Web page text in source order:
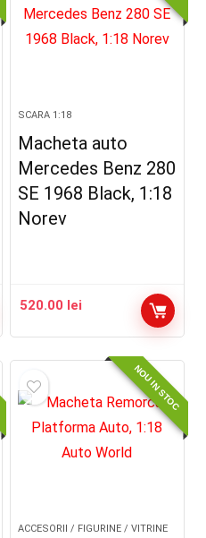
SCARA 1:18
Macheta auto
Mercedes Benz 280
SE 1968 Black, 1:18
Norev
520.00 lei
NOU IN STOC
ACCESORII / FIGURINE / VITRINE